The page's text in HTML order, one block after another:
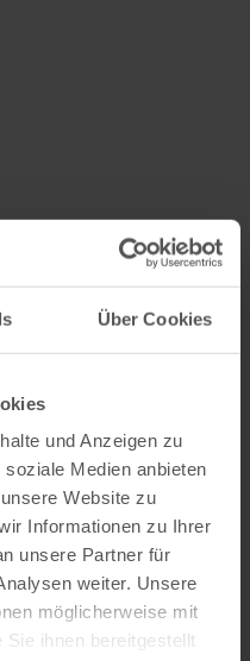
Über Cookies
und Anzeigen zu
Medien anbieten
Website zu
Informationen zu Ihrer
unsere Partner für
weiter. Unsere
möglicherweise mit
ihnen bereitgestellt